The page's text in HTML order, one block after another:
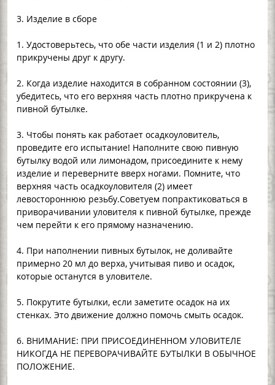
3. Изделие в сборе
1. Удостоверьтесь, что обе части изделия (1 и 2) плотно
прикручены друг к другу.
2. Когда изделие находится в собранном состоянии (3),
убедитесь, что его верхняя часть плотно прикручена к
пивной бутылке.
3. Чтобы понять как работает осадкоуловитель,
проведите его испытание! Наполните свою пивную
бутылку водой или лимонадом, присоедините к нему
изделие и переверните вверх ногами. Помните, что
верхняя часть осадкоуловителя (2) имеет
левостороннюю резьбу.Советуем попрактиковаться в
приворачивании уловителя к пивной бутылке, прежде
чем перейти к его прямому назначению.
4. При наполнении пивных бутылок, не доливайте
примерно 20 мл до верха, учитывая пиво и осадок,
которые останутся в уловителе.
5. Покрутите бутылки, если заметите осадок на их
стенках. Это движение должно помочь смыть осадок.
6. ВНИМАНИЕ: ПРИ ПРИСОЕДИНЕННОМ УЛОВИТЕЛЕ
НИКОГДА НЕ ПЕРЕВОРАЧИВАЙТЕ БУТЫЛКИ В ОБЫЧНОЕ
ПОЛОЖЕНИЕ.